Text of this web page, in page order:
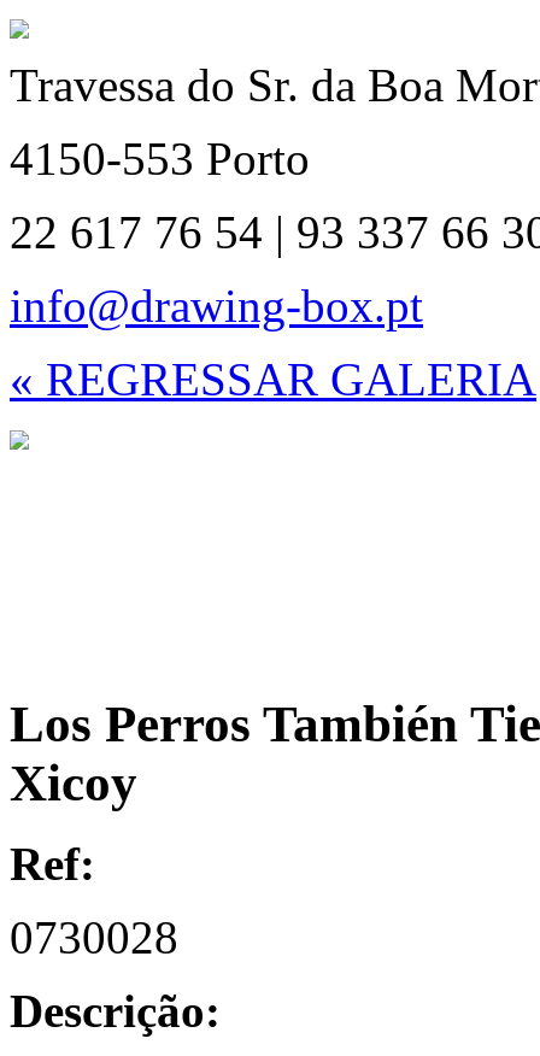
Travessa do Sr. da Boa
4150-553 Porto
22 617 76 54 | 93 337 66
info@drawing-box.pt
« REGRESSAR GALERIA
Los Perros También
Xicoy
Ref:
0730028
Descrição: